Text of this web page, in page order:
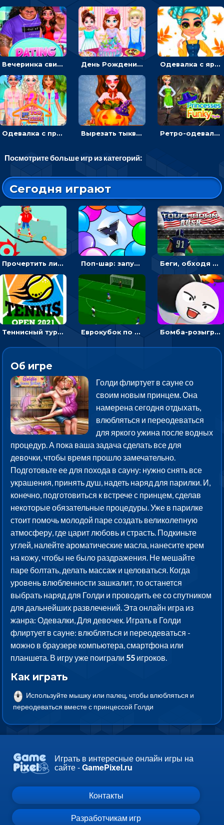
Вечеринка свиданий: одевалка для влюбленных День Рождения Тейлор: печь торт для девочки или наряжать именинницу Одевалка с яркими осенними нарядами: собирать образ для прогулки
Одевалка с принцессами на пляже Вырезать тыкву и одевать Харли Квинн - одевалка с карвингом Ретро-одевалка: Принцессы преображаются в стиле фанк
Посмотрите больше игр из категорий:
Сегодня играют
Прочертить линию, чтобы проехать на скейте, через преграды к финишу - для мальчиков Поп-шар: запускать колючку, чтобы лопать воздушные шарики Беги, обходя соперников и собирай бонусы - американский футбол
Теннисный турнир: подавать или отбивать шарик ракеткой Еврокубок по футболу 2021 в 3D: пасуй мяч и бей по воротам соперника Бомба-розыгрыш: передавай и беги – 3D гиперказуалка
Об игре
Голди флиртует в сауне со
своим новым принцем. Она
намерена сегодня отдыхать,
влюбляться и переодеваться
для яркого ужина после водных
процедур. А пока ваша задача сделать все для
девочки, чтобы время прошло замечательно.
Подготовьте ее для похода в сауну: нужно снять все
украшения, принять душ, надеть наряд для парилки. И,
конечно, подготовиться к встрече с принцем, сделав
некоторые обязательные процедуры. Уже в парилке
стоит помочь молодой паре создать великолепную
атмосферу, где царит любовь и страсть. Подкиньте
углей, налейте ароматические масла, нанесите крем
на кожу, чтобы не было раздражения. Не мешайте
паре болтать, делать массаж и целоваться. Когда
уровень влюбленности зашкалит, то останется
выбрать наряд для Голди и проводить ее со спутником
для дальнейших развлечений. Эта онлайн игра из
жанра: Одевалки, Для девочек. Играть в Голди
флиртует в сауне: влюбляться и переодеваться -
можно в браузере компьютера, смартфона или
планшета. В игру уже поиграли55 игроков.
Как играть
Используйте мышку или палец, чтобы влюбляться и
переодеваться вместе с принцессой Голди
Играть в интересные онлайн игры на
сайте -GamePixel.ru
Контакты
Разработчикам игр